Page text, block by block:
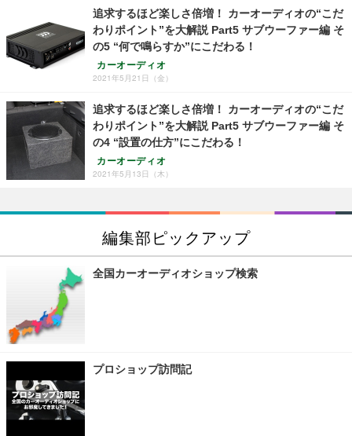
追求するほど楽しさ倍増！ カーオーディオの“こだ
わりポイント”を大解説 Part5 サブウーファー編 そ
の5 “何で鳴らすか”にこだわる！
カーオーディオ
2021年5月21日（金）
追求するほど楽しさ倍増！ カーオーディオの“こだ
わりポイント”を大解説 Part5 サブウーファー編 そ
の4 “設置の仕方”にこだわる！
カーオーディオ
2021年5月13日（木）
編集部ピックアップ
全国カーオーディオショップ検索
プロショップ訪問記